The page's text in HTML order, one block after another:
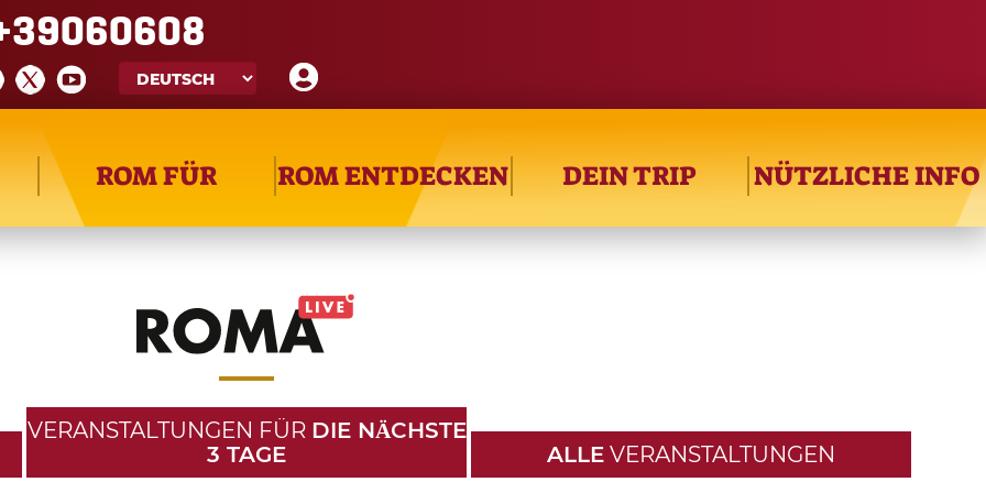
ROM FÜR ROM ENTDECKEN DEIN TRIP NÜTZLICHE INFO
VERANSTALTUNGEN FÜR DIE NӒCHSTE
3 TAGE
ALLE VERANSTALTUNGEN